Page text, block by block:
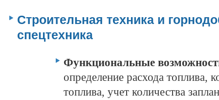
Строительная техника и
спецтехника
Функциональные
определение расхода топлива,
топлива, учет количества